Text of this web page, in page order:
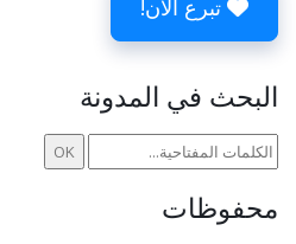
تبرع الآن!
البحث في المدونة
محفوظات